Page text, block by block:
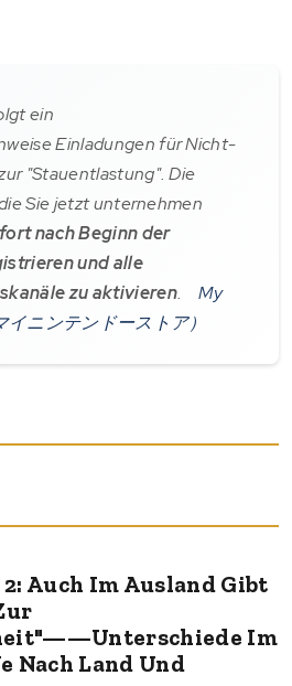
ein
Einladungen für Nicht-
"Stauentlastung". Die
Sie jetzt unternehmen
nach Beginn der
und alle
zu aktivieren.
My
ニンテンドーストア）
Auch Im Ausland Gibt
Im
Nach Land Und